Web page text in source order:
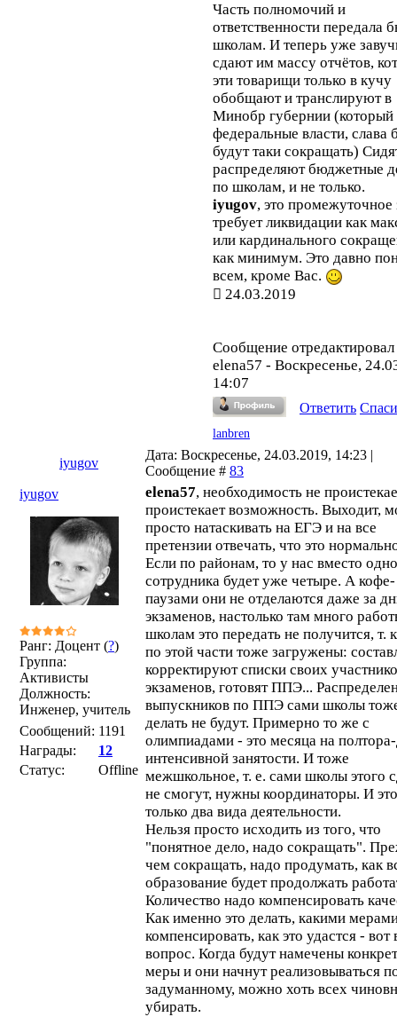
Часть полномочий и
ответственности передала
школам. И теперь уже
сдают им массу отчётов,
эти товарищи только в кучу
обобщают и транслируют в
Минобр губернии (который
федеральные власти, слава
будут таки сокращать)
распределяют бюджетные
по школам, и не только.
iyugov, это промежуточное
требует ликвидации как
или кардинального
как минимум. Это давно
всем, кроме Вас.
24.03.2019
Сообщение отредактировал
elena57 - Воскресенье,
14:07
Ответить
lanbren
iyugov
Дата: Воскресенье, 24.03.2019, 14:23 |
Сообщение # 83
iyugov
Ранг: Доцент (?)
Группа:
Активисты
Должность:
Инженер, учитель
Сообщений: 1191
Награды:
12
Статус:
Offline
elena57, необходимость не
проистекает возможность. Выходит,
просто натаскивать на ЕГЭ и на все
претензии отвечать, что это
Если по районам, то у нас вместо
сотрудника будет уже четыре. А кофе-
паузами они не отделаются даже за
экзаменов, настолько там много
школам это передать не получится, т.
по этой части тоже загружены:
корректируют списки своих
экзаменов, готовят ППЭ...
выпускников по ППЭ сами школы
делать не будут. Примерно то же с
олимпиадами - это месяца на
интенсивной занятости. И тоже
межшкольное, т. е. сами школы этого
не смогут, нужны координаторы. И это
только два вида деятельности.
Нельзя просто исходить из того, что
"понятное дело, надо сокращать".
чем сокращать, надо продумать, как
образование будет продолжать
Количество надо компенсировать
Как именно это делать, какими
компенсировать, как это удастся - вот
вопрос. Когда будут намечены
меры и они начнут реализовываться
задуманному, можно хоть всех
убирать.